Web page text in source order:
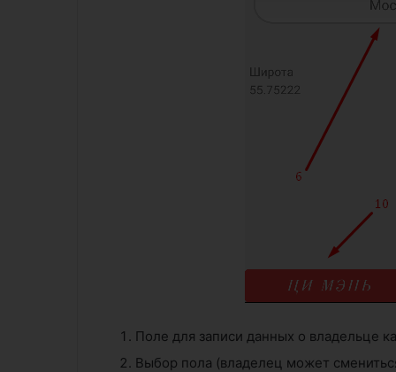
Поле для записи данных о владельце
Выбор пола (владелец может